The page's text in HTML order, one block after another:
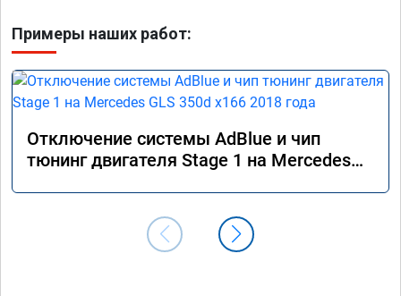
Примеры наших работ:
Отключение системы AdBlue и чип
тюнинг двигателя Stage 1 на Mercedes